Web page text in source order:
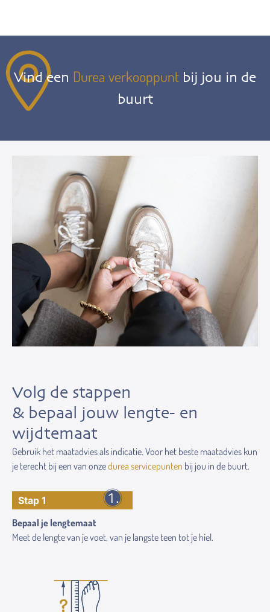
Vind een Durea verkooppunt bij jou in de
buurt
Volg de stappen
& bepaal jouw lengte- en
wijdtemaat
Gebruik het maatadvies als indicatie. Voor het beste maatadvies kun
je terecht bij een van onzedurea servicepunten bij jou in de buurt.
Stap 1
Bepaal je lengtemaat
Meet de lengte van je voet, van je langste teen tot je hiel.